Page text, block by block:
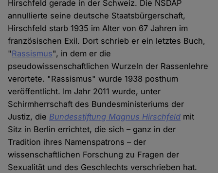
Hirschfeld gerade in der Schweiz. Die NSDAP
annullierte seine deutsche Staatsbürgerschaft,
Hirschfeld starb 1935 im Alter von 67 Jahren im
französischen Exil. Dort schrieb er ein letztes Buch,
"Rassismus", in dem er die
pseudowissenschaftlichen Wurzeln der Rassenlehre
verortete. "Rassismus" wurde 1938 posthum
veröffentlicht. Im Jahr 2011 wurde, unter
Schirmherrschaft des Bundesministeriums der
Justiz, die Bundesstiftung Magnus Hirschfeld mit
Sitz in Berlin errichtet, die sich – ganz in der
Tradition ihres Namenspatrons – der
wissenschaftlichen Forschung zu Fragen der
Sexualität und des Geschlechts verschrieben hat.